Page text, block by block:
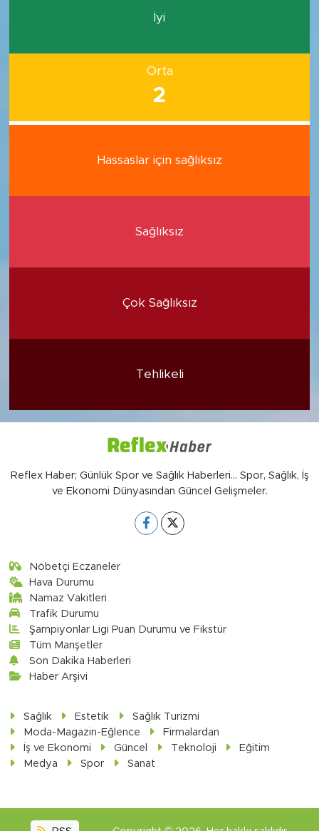
İyi
Orta
2
Hassaslar için sağlıksız
Sağlıksız
Çok Sağlıksız
Tehlikeli
Reflex Haber; Günlük Spor ve Sağlık Haberleri... Spor, Sağlık, İş
ve Ekonomi Dünyasından Güncel Gelişmeler.
Nöbetçi Eczaneler
Hava Durumu
Namaz Vakitleri
Trafik Durumu
Şampiyonlar Ligi Puan Durumu ve Fikstür
Tüm Manşetler
Son Dakika Haberleri
Haber Arşivi
Sağlık Estetik
Sağlık Turizmi
Moda-Magazin-Eğlence
Firmalardan
İş ve Ekonomi
Güncel Teknoloji
Eğitim
Medya
Spor Sanat